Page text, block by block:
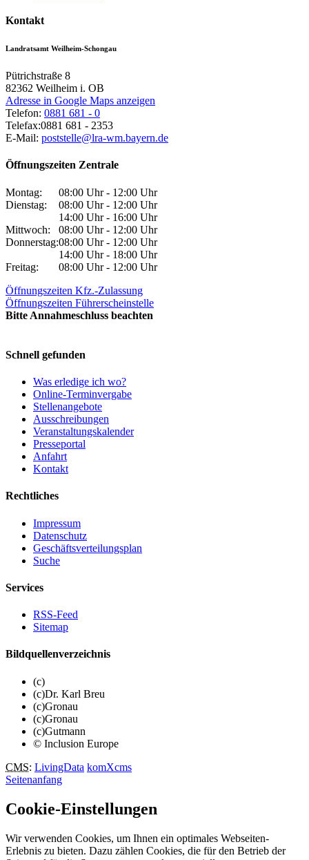
Kontakt
Landratsamt Weilheim-Schongau
Pütrichstraße 8
82362 Weilheim i. OB
Adresse in Google Maps anzeigen
Telefon: 0881 681 - 0
Telefax:0881 681 - 2353
E-Mail: poststelle@lra-wm.bayern.de
Öffnungszeiten Zentrale
Montag:
08:00 Uhr - 12:00 Uhr
Dienstag:
08:00 Uhr - 12:00 Uhr
14:00 Uhr - 16:00 Uhr
Mittwoch:
08:00 Uhr - 12:00 Uhr
Donnerstag:08:00 Uhr - 12:00 Uhr
14:00 Uhr - 18:00 Uhr
Freitag:
08:00 Uhr - 12:00 Uhr
Öffnungszeiten Kfz.-Zulassung
Öffnungszeiten Führerscheinstelle
Bitte Annahmeschluss beachten
Schnell gefunden
Was erledige ich wo?
Online-Terminvergabe
Stellenangebote
Ausschreibungen
Veranstaltungskalender
Presseportal
Anfahrt
Kontakt
Rechtliches
Impressum
Datenschutz
Geschäftsverteilungsplan
Suche
Services
RSS-Feed
Sitemap
Bildquellenverzeichnis
(c)
(c)Dr. Karl Breu
(c)Gronau
(c)Gronau
(c)Gutmann
© Inclusion Europe
CMS: LivingData komXcms
Seitenanfang
Cookie-Einstellungen
Wir verwenden Cookies, um Ihnen ein optimales Webseiten-
Erlebnis zu bieten. Dazu zählen Cookies, die für den Betrieb der